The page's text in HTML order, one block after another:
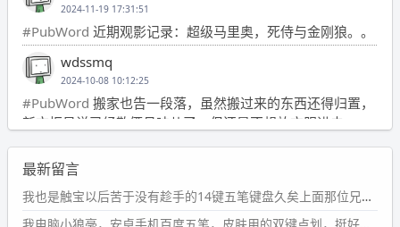
2024-11-19 17:31:51
#PubWord 近期观影记录：超级马里奥，死侍与金刚狼。。
wdssmq
2024-10-08 10:12:25
#PubWord 搬家也告一段落，虽然搬过来的东西还得归置，
新衣柜虽说已经散俩月味儿了，但还是不想放衣服进去。
wdssmq
2024-09-23 21:00:49
#PubWord要不我每年汇总整理一次？？碎雨集_沉冰浮水_
第1页https://www.wdssmq.com/tag/%E7%A2%8E%E9%9
最新留言
我也是触宝以后苦于没有趁手的14键五笔键盘久矣上面那位兄台用的百度双键点划布局我也用过很久，那个皮肤做得很粗糙，个别键位的触发区域是错位的，快速打字时很容易出错，修改它的皮肤文件校正后勉强能用，但早年出的皮肤分辨率太低，实在谈不上美观。百度小米定制版的商店里有一个"小黑板"皮肤还不错(百度官方输入法商店里没有)，但那个风格我不喜欢这两天找到了一个叫"森林集"的公众号，开发了海量的皮肤，很多都有14键版本，付费但很便宜，几块钱，终于有自己满意的输入法了搜了一下，这个工作室还是百度的官方合作伙伴，不知道为什么14键作品都不在官方商店上架，难道是百度官方在刻意放弃14键？
我电脑小狼毫，安卓手机百度五笔，皮肤用的双键点划，挺好的。